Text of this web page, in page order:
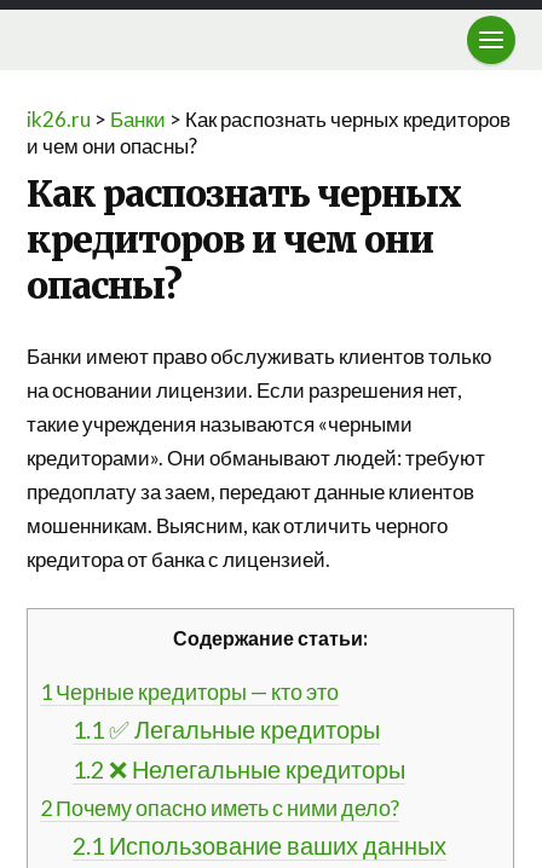
ik26.ru > Банки > Как распознать черных кредиторов
и чем они опасны?
Как распознать черных
кредиторов и чем они
опасны?
Банки имеют право обслуживать клиентов только
на основании лицензии. Если разрешения нет,
такие учреждения называются «черными
кредиторами». Они обманывают людей: требуют
предоплату за заем, передают данные клиентов
мошенникам. Выясним, как отличить черного
кредитора от банка с лицензией.
Содержание статьи:
1Черные кредиторы — кто это
1.1✅ Легальные кредиторы
1.2 ❌ Нелегальные кредиторы
2Почему опасно иметь с ними дело?
2.1 Использование ваших данных